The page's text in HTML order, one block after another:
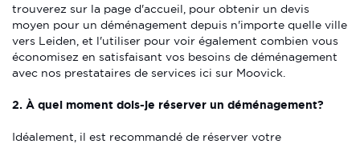
trouverez sur la page d'accueil, pour obtenir un devis
moyen pour un déménagement depuis n'importe quelle ville
vers Leiden, et l'utiliser pour voir également combien vous
économisez en satisfaisant vos besoins de déménagement
avec nos prestataires de services ici sur Moovick.
2. À quel moment dois-je réserver un déménagement?
Idéalement, il est recommandé de réserver votre